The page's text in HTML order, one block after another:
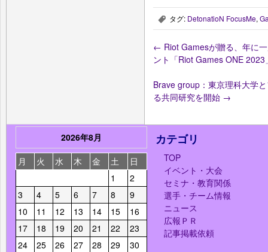
, タグ: DetonatioN FocusMe,
← Riot Gamesが贈る、年に
ント「Riot Games ONE
Brave group：東京理科大学
る共同研究を開始 →
2026年8月
月
火 水 木 金 土
日
1
2
3
4 5 6 7 8
9
10
11 12 13 14 15
16
17
18 19 20 21 22
23
24
25 26 27 28 29
30
カテゴリ
TOP
イベント・大会
セミナ・教育関係
選手・チーム情報
ニュース
広報ＰＲ
記事掲載依頼